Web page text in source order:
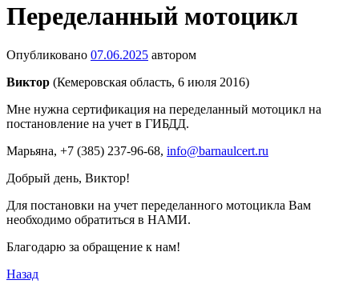
Переделанный мотоцикл
Опубликовано 07.06.2025 автором
Виктор (Кемеровская область, 6 июля 2016)
Мне нужна сертификация на переделанный мотоцикл на
постановление на учет в ГИБДД.
Марьяна, +7 (385) 237-96-68, info@barnaulcert.ru
Добрый день, Виктор!
Для постановки на учет переделанного мотоцикла Вам
необходимо обратиться в НАМИ.
Благодарю за обращение к нам!
Назад